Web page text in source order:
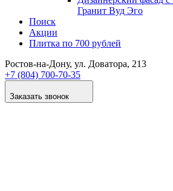
Гранит Вуд Эго
Поиск
Акции
Плитка по 700 рублей
Ростов-на-Дону, ул. Доватора, 213
+7 (804) 700-70-35
Заказать звонок